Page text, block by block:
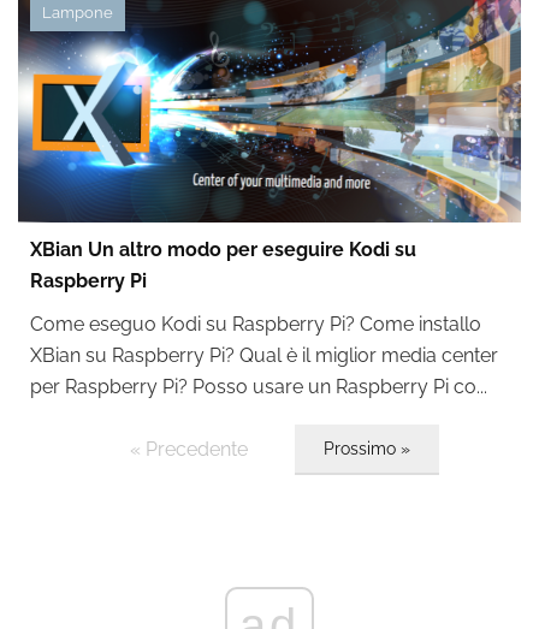
Lampone
XBian Un altro modo per eseguire Kodi su
Raspberry Pi
Come eseguo Kodi su Raspberry Pi? Come installo
XBian su Raspberry Pi? Qual è il miglior media center
per Raspberry Pi? Posso usare un Raspberry Pi co...
« Precedente Prossimo »